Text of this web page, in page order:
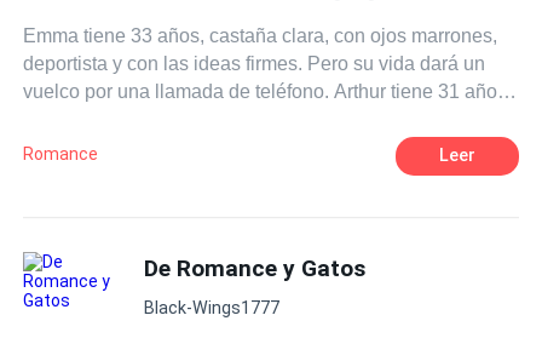
Emma tiene 33 años, castaña clara, con ojos marrones,
deportista y con las ideas firmes. Pero su vida dará un
vuelco por una llamada de teléfono. Arthur tiene 31 años,
boxeador, su vida está patas arriba pero tiene sus
reencuentran? Lograrán reconocerse? Estarán sus vidas
entrelazadas hasta el fin de sus días? Lograrán sus
objetivos o se quedarán por el camino?
Romance Leer
De Romance y Gatos
Black-Wings1777